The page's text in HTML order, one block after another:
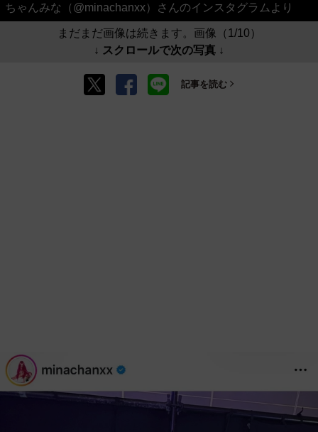
ちゃんみな（@minachanxx）さんのインスタグラムより
まだまだ画像は続きます。画像（1/10）
↓ スクロールで次の写真 ↓
記事を読む